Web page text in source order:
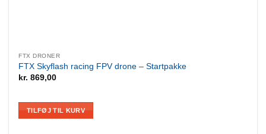
FTX DRONER
FTX Skyflash racing FPV drone – Startpakke
kr. 869,00
TILFØJ TIL KURV